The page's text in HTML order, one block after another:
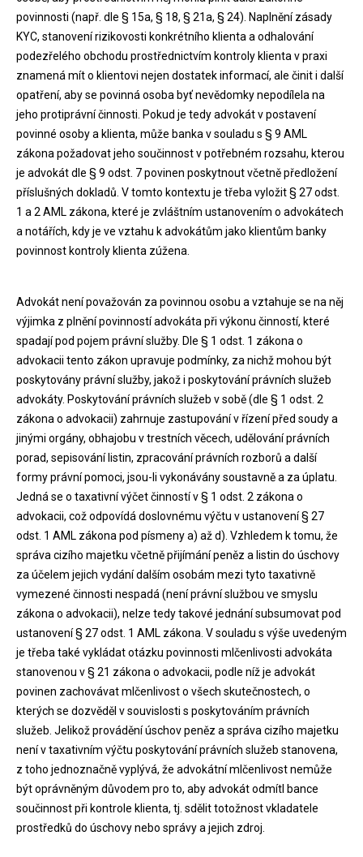
povinnosti (např. dle § 15a, § 18, § 21a, § 24). Naplnění zásady
KYC, stanovení rizikovosti konkrétního klienta a odhalování
podezřelého obchodu prostřednictvím kontroly klienta v praxi
znamená mít o klientovi nejen dostatek informací, ale činit i další
opatření, aby se povinná osoba byť nevědomky nepodílela na
jeho protiprávní činnosti. Pokud je tedy advokát v postavení
povinné osoby a klienta, může banka v souladu s § 9 AML
zákona požadovat jeho součinnost v potřebném rozsahu, kterou
je advokát dle § 9 odst. 7 povinen poskytnout včetně předložení
příslušných dokladů. V tomto kontextu je třeba vyložit § 27 odst.
1 a 2 AML zákona, které je zvláštním ustanovením o advokátech
a notářích, kdy je ve vztahu k advokátům jako klientům banky
povinnost kontroly klienta zúžena.
Advokát není považován za povinnou osobu a vztahuje se na něj
výjimka z plnění povinností advokáta při výkonu činností, které
spadají pod pojem právní služby. Dle § 1 odst. 1 zákona o
advokacii tento zákon upravuje podmínky, za nichž mohou být
poskytovány právní služby, jakož i poskytování právních služeb
advokáty. Poskytování právních služeb v sobě (dle § 1 odst. 2
zákona o advokacii) zahrnuje zastupování v řízení před soudy a
jinými orgány, obhajobu v trestních věcech, udělování právních
porad, sepisování listin, zpracování právních rozborů a další
formy právní pomoci, jsou-li vykonávány soustavně a za úplatu.
Jedná se o taxativní výčet činností v § 1 odst. 2 zákona o
advokacii, což odpovídá doslovnému výčtu v ustanovení § 27
odst. 1 AML zákona pod písmeny a) až d). Vzhledem k tomu, že
správa cizího majetku včetně přijímání peněz a listin do úschovy
za účelem jejich vydání dalším osobám mezi tyto taxativně
vymezené činnosti nespadá (není právní službou ve smyslu
zákona o advokacii), nelze tedy takové jednání subsumovat pod
ustanovení § 27 odst. 1 AML zákona. V souladu s výše uvedeným
je třeba také vykládat otázku povinnosti mlčenlivosti advokáta
stanovenou v § 21 zákona o advokacii, podle níž je advokát
povinen zachovávat mlčenlivost o všech skutečnostech, o
kterých se dozvěděl v souvislosti s poskytováním právních
služeb. Jelikož provádění úschov peněz a správa cizího majetku
není v taxativním výčtu poskytování právních služeb stanovena,
z toho jednoznačně vyplývá, že advokátní mlčenlivost nemůže
být oprávněným důvodem pro to, aby advokát odmítl bance
součinnost při kontrole klienta, tj. sdělit totožnost vkladatele
prostředků do úschovy nebo správy a jejich zdroj.